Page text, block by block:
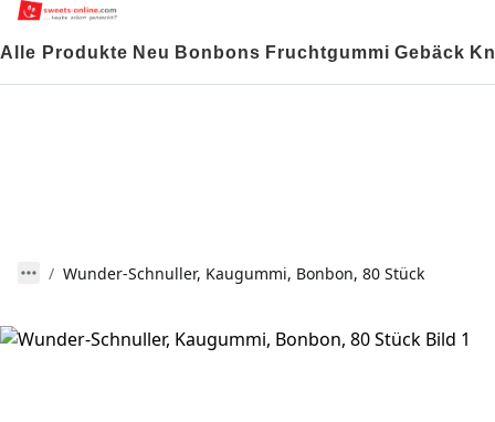
Alle Produkte Neu Bonbons Fruchtgummi Gebäck
Wunder-Schnuller, Kaugummi, Bonbon, 80 Stück